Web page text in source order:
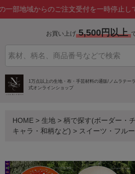
らのご注文受付を一時停止しております
お買い上げ 5,500円以上
1万点以上の生地・布・手芸材料の通販/ ノムラテー
式オンラインショップ
HOME > 生地 > 柄で探す(ボーダー・
キャラ・和柄など) > スイーツ・フル